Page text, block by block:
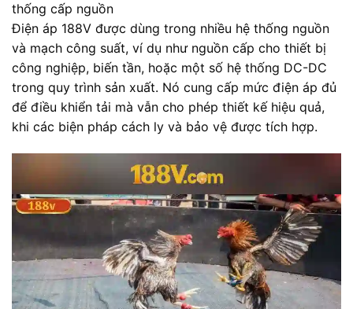
thống cấp nguồn
Điện áp 188V được dùng trong nhiều hệ thống nguồn
và mạch công suất, ví dụ như nguồn cấp cho thiết bị
công nghiệp, biến tần, hoặc một số hệ thống DC-DC
trong quy trình sản xuất. Nó cung cấp mức điện áp đủ
để điều khiển tải mà vẫn cho phép thiết kế hiệu quả,
khi các biện pháp cách ly và bảo vệ được tích hợp.